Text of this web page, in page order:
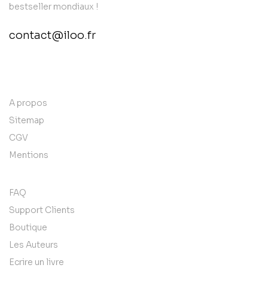
bestseller mondiaux !
contact@iloo.fr
A propos
Sitemap
CGV
Mentions
FAQ
Support Clients
Boutique
Les Auteurs
Ecrire un livre